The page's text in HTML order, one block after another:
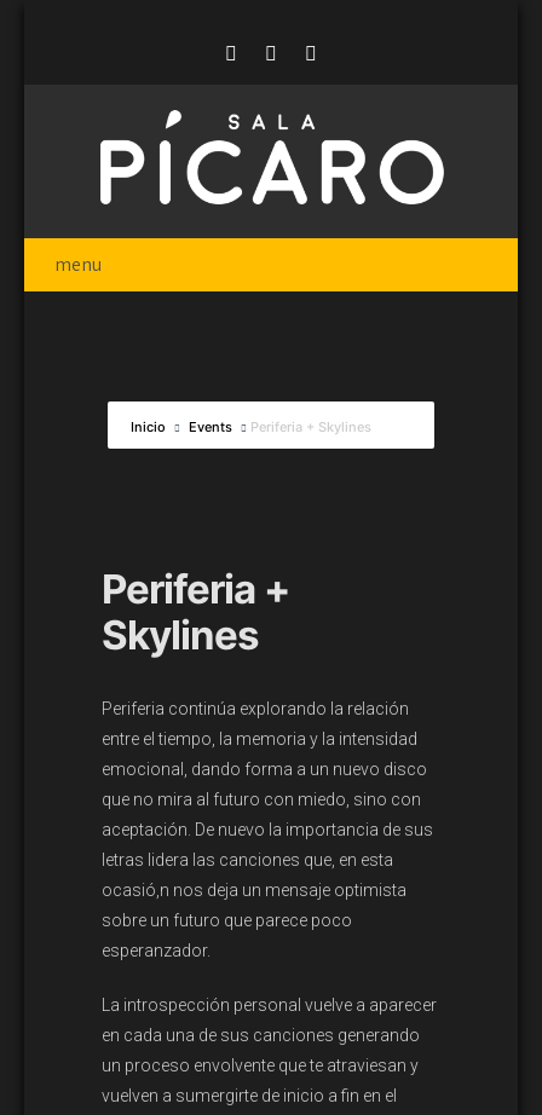
menu
Inicio Events Periferia + Skylines
Periferia +
Skylines
Periferia continúa explorando la relación
entre el tiempo, la memoria y la intensidad
emocional, dando forma a un nuevo disco
que no mira al futuro con miedo, sino con
aceptación. De nuevo la importancia de sus
letras lidera las canciones que, en esta
ocasió,n nos deja un mensaje optimista
sobre un futuro que parece poco
esperanzador.
La introspección personal vuelve a aparecer
en cada una de sus canciones generando
un proceso envolvente que te atraviesan y
vuelven a sumergirte de inicio a fin en el